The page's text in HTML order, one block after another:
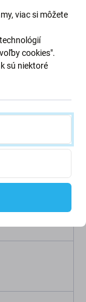
viac si môžete
cookies".
sú niektoré